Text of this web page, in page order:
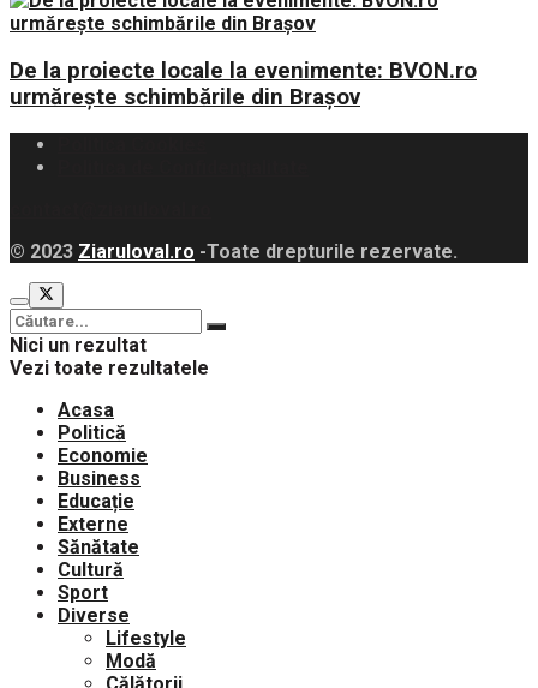
De la proiecte locale la evenimente: BVON.ro
urmărește schimbările din Brașov
© 2023 Ziaruloval.ro -Toate drepturile rezervate.
Nici un rezultat
Vezi toate rezultatele
Acasa
Politică
Economie
Business
Educație
Externe
Sănătate
Cultură
Sport
Diverse
Lifestyle
Modă